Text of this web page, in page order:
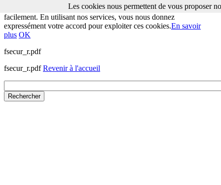
Les cookies nous permettent de vous proposer nos services plus
facilement. En utilisant nos services, vous nous donnez
expressément votre accord pour exploiter ces cookies.En savoir
plus OK
fsecur_r.pdf
fsecur_r.pdfRevenir à l'accueil
Les cookies nous permettent de vous proposer